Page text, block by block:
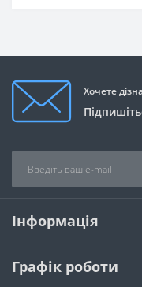
Хочете
Інформація
Графік роботи